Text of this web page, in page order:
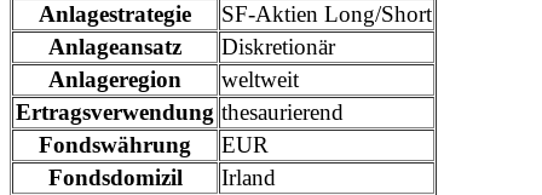
Anlagestrategie
SF-Aktien Long/Short
Anlageansatz
Diskretionär
Anlageregion
weltweit
Ertragsverwendung thesaurierend
Fondswährung
EUR
Fondsdomizil
Irland